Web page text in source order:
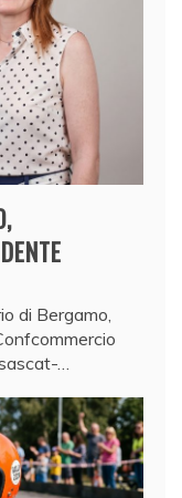
di Bergamo,
…